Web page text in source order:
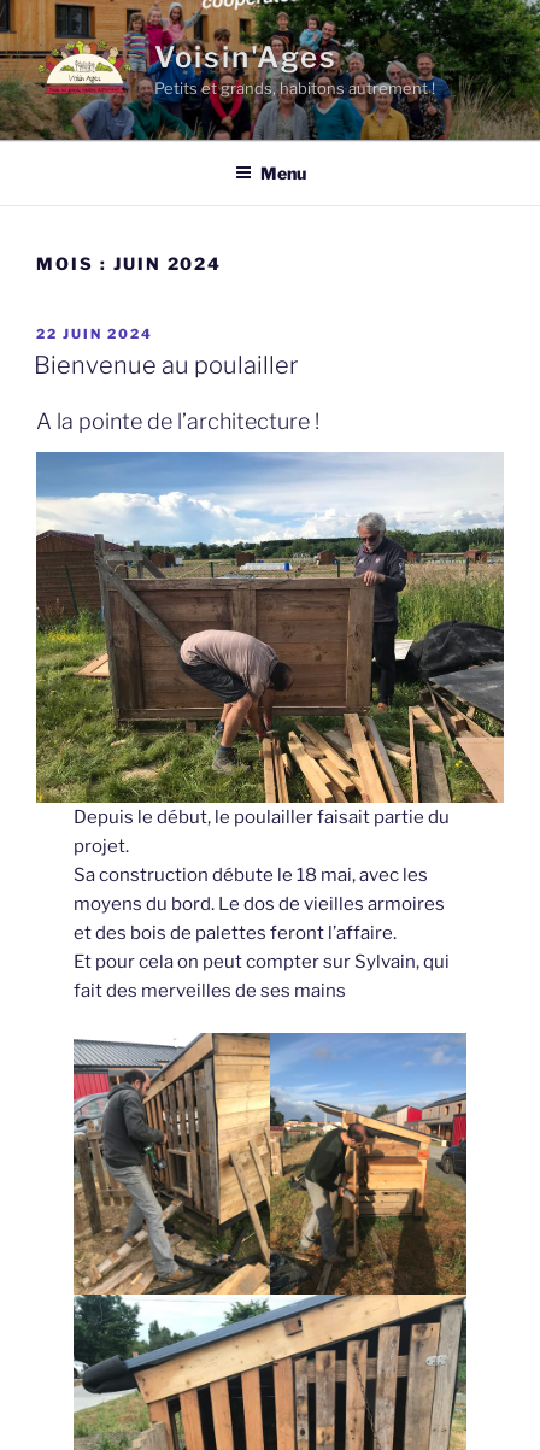
Aller
au
contenu
principal
Voisin'Ages
Petits et grands, habitons autrement !
Menu
MOIS : JUIN 2024
PUBLIÉ
LE
22 JUIN 2024
Bienvenue au poulailler
A la pointe de l’architecture !
Depuis le début, le poulailler faisait partie du
projet.
Sa construction débute le 18 mai, avec les
moyens du bord. Le dos de vieilles armoires
et des bois de palettes feront l’affaire.
Et pour cela on peut compter sur Sylvain, qui
fait des merveilles de ses mains